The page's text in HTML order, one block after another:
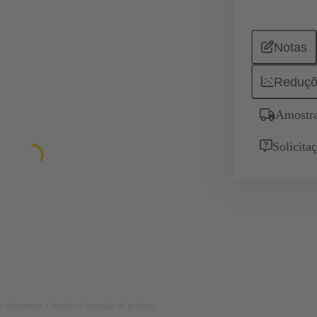
Notas